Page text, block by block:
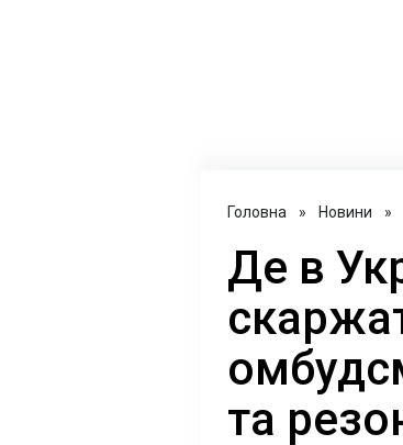
Головна » Новини »
Де в
та